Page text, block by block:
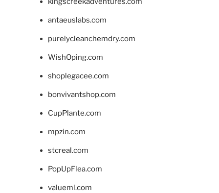
antaeuslabs.com
purelycleanchemdry.com
WishOping.com
shoplegacee.com
bonvivantshop.com
CupPlante.com
mpzin.com
stcreal.com
PopUpFlea.com
valueml.com